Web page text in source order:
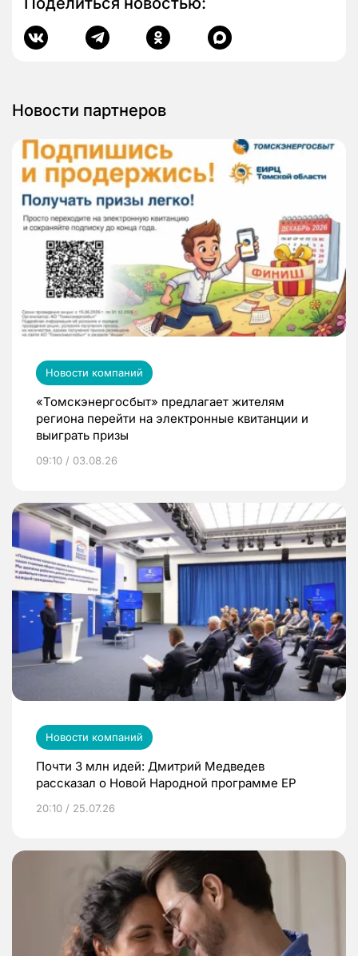
Новости партнеров
Новости компаний
«Томскэнергосбыт» предлагает жителям
региона перейти на электронные квитанции и
выиграть призы
09:10 / 03.08.26
Новости компаний
Почти 3 млн идей: Дмитрий Медведев
рассказал о Новой Народной программе ЕР
20:10 / 25.07.26